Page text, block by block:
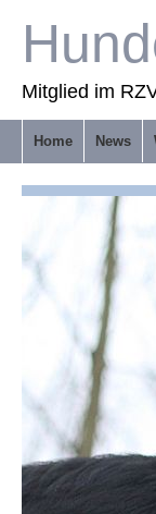
Mitglied im
Home News